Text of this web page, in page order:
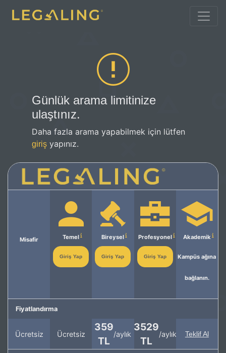
Günlük arama limitinize
ulaştınız.
Daha fazla arama yapabilmek için lütfen
giriş yapınız.
Misafir Temel
Giriş Yap
Bireysel
Giriş Yap
Profesyonel
Giriş Yap
Akademik
Kampüs ağına
bağlanın.
Fiyatlandırma
Ücretsiz Ücretsiz
359
TL
/aylık
3529
TL
/aylık Teklif Al